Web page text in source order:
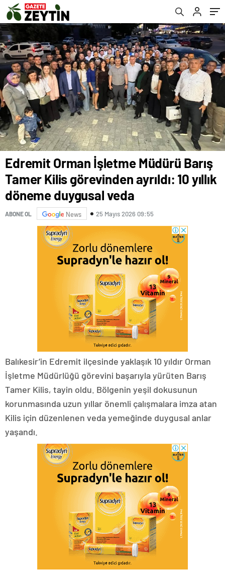
duygusal veda
Edremit Orman İşletme Müdürü Barış
Tamer Kilis görevinden ayrıldı: 10 yıllık
döneme duygusal veda
ABONE OL News 25 Mayıs 2026 09:55
Balıkesir’in Edremit ilçesinde yaklaşık 10 yıldır Orman
İşletme Müdürlüğü görevini başarıyla yürüten Barış
Tamer Kilis, tayin oldu. Bölgenin yeşil dokusunun
korunmasında uzun yıllar önemli çalışmalara imza atan
Kilis için düzenlenen veda yemeğinde duygusal anlar
yaşandı.